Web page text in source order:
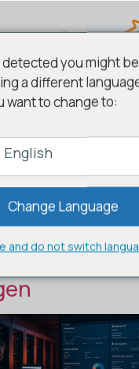
2019
für
detected you might be
a different
want to change to:
English
Change Language
and do not switch